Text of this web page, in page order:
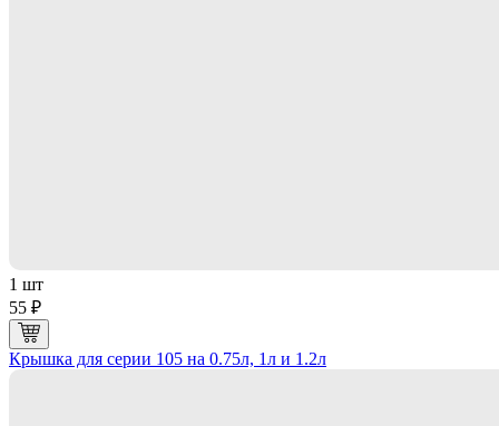
1 шт
55 ₽
Крышка для серии 105 на 0.75л, 1л и 1.2л